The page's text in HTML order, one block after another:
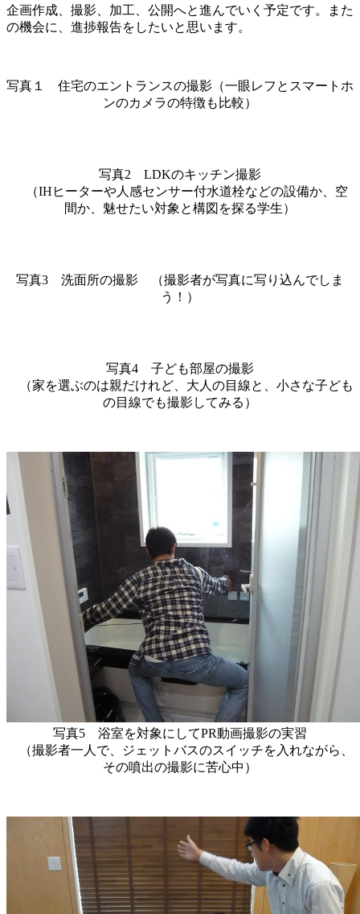
企画作成、撮影、加工、公開へと進んでいく予定です。また
の機会に、進捗報告をしたいと思います。
写真１ 住宅のエントランスの撮影（一眼レフとスマートホ
ンのカメラの特徴も比較）
写真2 LDKのキッチン撮影
（IHヒーターや人感センサー付水道栓などの設備か、空
間か、魅せたい対象と構図を探る学生）
写真3 洗面所の撮影 （撮影者が写真に写り込んでしま
う！）
写真4 子ども部屋の撮影
（家を選ぶのは親だけれど、大人の目線と、小さな子ども
の目線でも撮影してみる）
写真5 浴室を対象にしてPR動画撮影の実習
（撮影者一人で、ジェットバスのスイッチを入れながら、
その噴出の撮影に苦心中）